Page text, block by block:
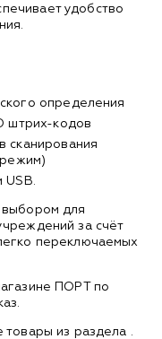
удобство
определения
штрих-кодов
сканирования
USB.
выбором для
за счёт
переключаемых
ПОРТ по
товары из раздела .